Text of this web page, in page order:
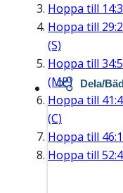
Hoppa till
Hoppa till
(S)
Hoppa till
(MP)
Hoppa till
(C)
Hoppa till
Hoppa till
Dela/